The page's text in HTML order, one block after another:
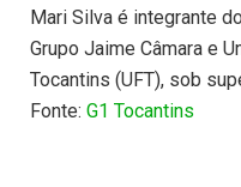
Mari Silva é integrante
Grupo Jaime Câmara e
Tocantins (UFT), sob
Fonte: G1 Tocantins